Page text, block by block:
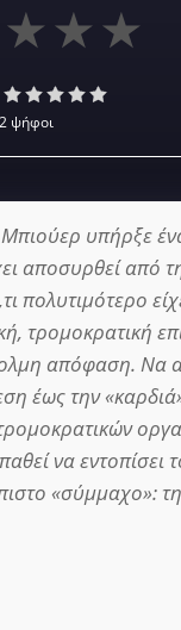
ψήφοι
υπήρξε
αποσυρθεί από
πολυτιμότερο
τρομοκρατική
απόφαση. Να
έως την
να εντοπίσει
«σύμμαχο»: